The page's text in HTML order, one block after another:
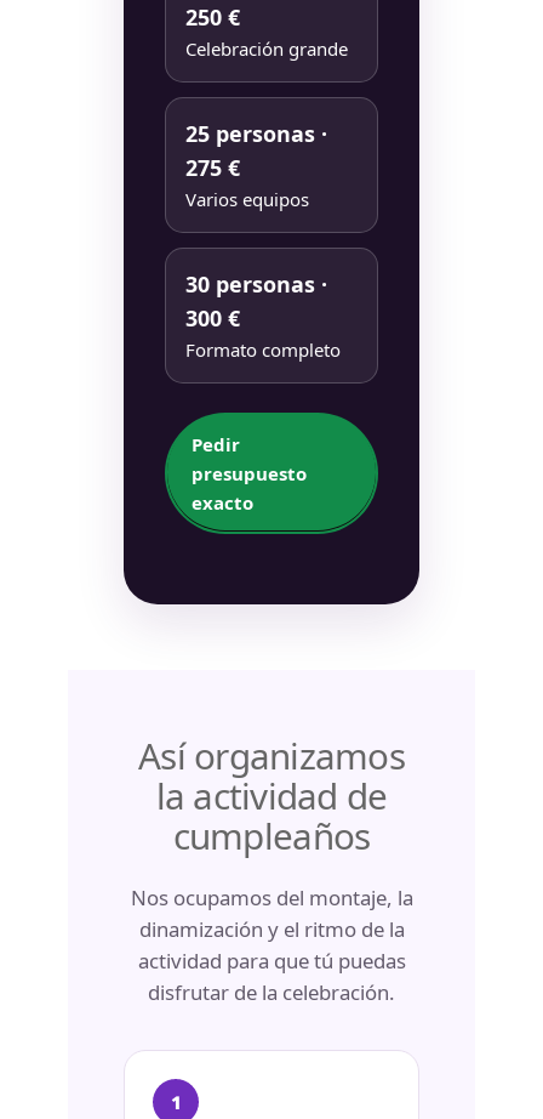
250 €
Celebración grande
25 personas ·
275 €
Varios equipos
30 personas ·
300 €
Formato completo
Pedir
presupuesto
exacto
Así organizamos
la actividad de
cumpleaños
Nos ocupamos del montaje, la
dinamización y el ritmo de la
actividad para que tú puedas
disfrutar de la celebración.